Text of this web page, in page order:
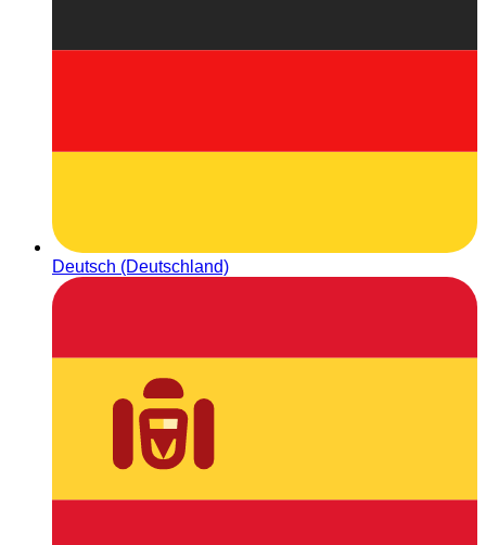
Deutsch (Deutschland)